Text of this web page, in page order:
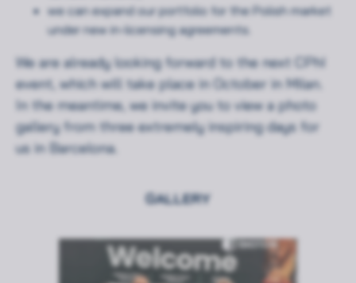
we can expand our portfolio for the Polish market
under new in-licensing agreements.
We are already looking forward to the next CPhI
event, which will take place in October in Milan.
In the meantime, we invite you to view a photo
gallery from three extremely inspiring days for
us in Barcelona.
GALLERY